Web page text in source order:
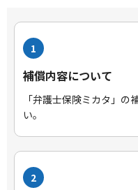
1
補償内容について
「弁護士保険ミカタ」
い。
2